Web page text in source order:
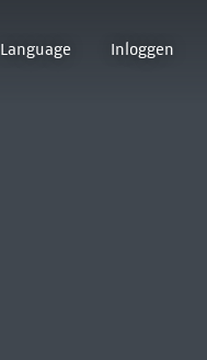
Language Inloggen